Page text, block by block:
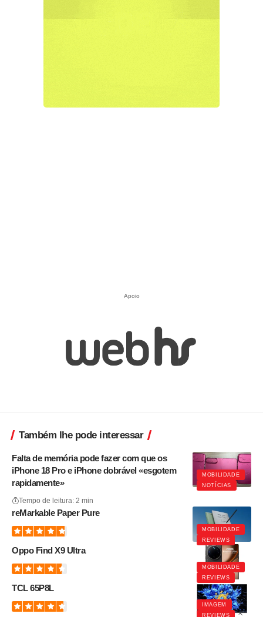
Apoio
Também lhe pode interessar
MOBILIDADE
NOTÍCIAS
Falta de memória pode fazer com que os
iPhone 18 Pro e iPhone dobrável «esgotem
rapidamente»
Tempo de leitura: 2 min
MOBILIDADE
REVIEWS
reMarkable Paper Pure
MOBILIDADE
REVIEWS
Oppo Find X9 Ultra
IMAGEM
REVIEWS
TCL 65P8L